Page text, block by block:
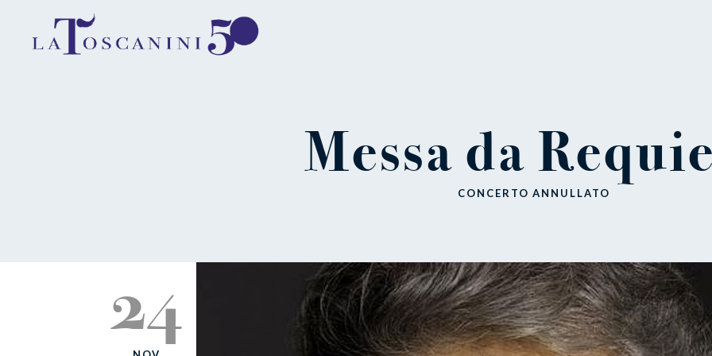
Messa da
CONCERTO ANNULLATO
24